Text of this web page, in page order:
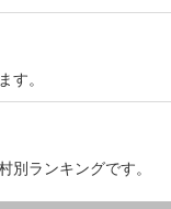
す。
別ランキングです。